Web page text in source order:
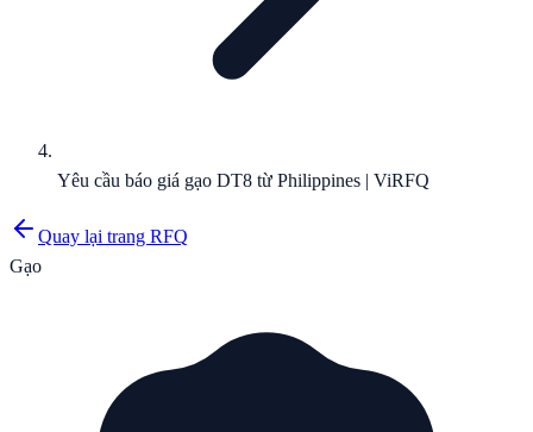
Yêu cầu báo giá gạo DT8 từ Philippines | ViRFQ
Quay lại trang RFQ
Gạo